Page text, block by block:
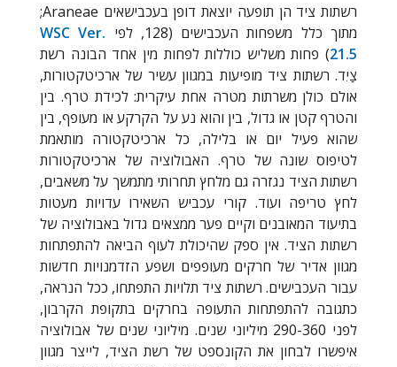
רשתות ציד הן תופעה יוצאת דופן בעכבישאים Araneae
;
מתוך כלל משפחות העכבישים (128, לפי
WSC Ver.
21.5) פחות משליש כוללות לפחות מין אחד הבונה רשת
צַיִד. רשתות ציד מופיעות במגוון עשיר של ארכיטקטורות,
אולם כולן משרתות מטרה אחת עיקרית: לכידת טרף. בין
והטרף קטן או גדול, בין והוא נע על הקרקע או מעופף, בין
שהוא פעיל יום או בלילה, כל ארכיטקטורה מותאמת
לטיפוס שונה של טרף. האבולוציה של ארכיטקטורות
רשתות הציד נגזרה גם מלחץ תחרותי מתמשך על משאבים,
לחץ טריפה ועוד. קורי עכביש השאירו עדויות מעטות
בתיעוד המאובנים וקיים פער ממצאים גדול באבולוציה של
רשתות הציד. אין ספק שהיכולת לעוף הביאה להתפתחות
מגוון אדיר של חרקים מעופפים ושפע הזדמנויות חדשות
עבור העכבישים. רשתות ציד תלויות התפתחו, ככל הנראה,
כתגובה להתפתחות התעופה בחרקים בתקופת הקרבון,
לפני 290-360 מיליוני שנים. מיליוני שנים של אבולוציה
איפשרו לבחון את הקונספט של רשת הציד, לייצר מגוון